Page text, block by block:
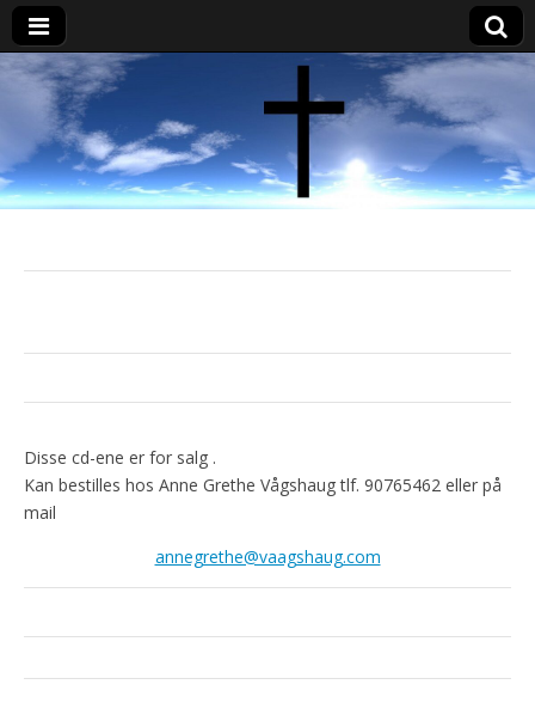
vaagshaug.com
FM 100,5
Disse cd-ene er for salg .
Kan bestilles hos Anne Grethe Vågshaug tlf. 90765462 eller på
mail
annegrethe@vaagshaug.com